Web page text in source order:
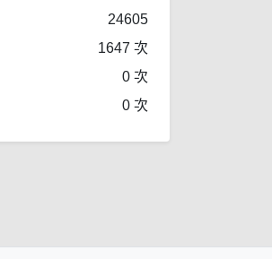
24605
1647 次
0 次
0 次